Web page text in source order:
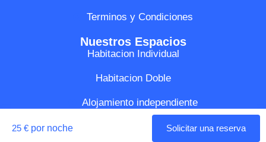
Terminos y Condiciones
Nuestros Espacios
Habitacion Individual
Habitacion Doble
Alojamiento independiente
Medinest ®
25 € por noche Solicitar una reserva